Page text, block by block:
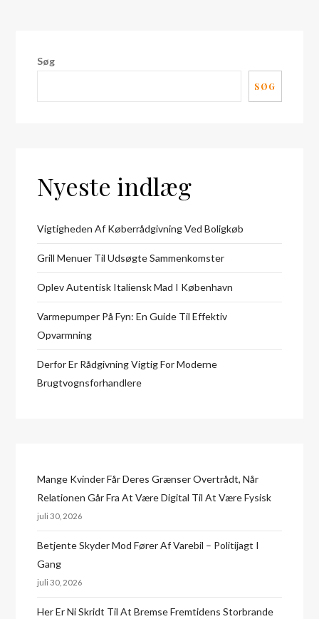
Søg
SØG
Nyeste indlæg
Vigtigheden Af Køberrådgivning Ved Boligkøb
Grill Menuer Til Udsøgte Sammenkomster
Oplev Autentisk Italiensk Mad I København
Varmepumper På Fyn: En Guide Til Effektiv
Opvarmning
Derfor Er Rådgivning Vigtig For Moderne
Brugtvognsforhandlere
Mange Kvinder Får Deres Grænser Overtrådt, Når
Relationen Går Fra At Være Digital Til At Være Fysisk
juli 30, 2026
Betjente Skyder Mod Fører Af Varebil – Politijagt I
Gang
juli 30, 2026
Her Er Ni Skridt Til At Bremse Fremtidens Storbrande